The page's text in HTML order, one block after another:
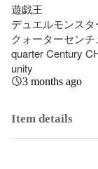
遊戯王
デュエルモンス
クォーターセン
quarter Century
unity
3 months ago
Item details